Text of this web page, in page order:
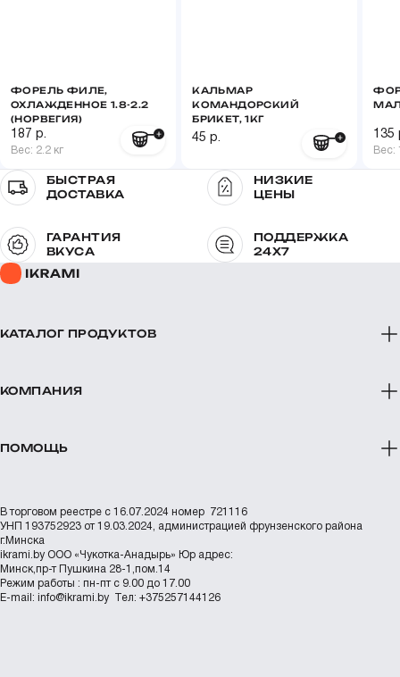
ФОРЕЛЬ ФИЛЕ,
ОХЛАЖДЕННОЕ 1.8-2.2
(НОРВЕГИЯ)
187 р.
Вес: 2.2 кг
КАЛЬМАР
КОМАНДОРСКИЙ
БРИКЕТ, 1КГ
45 р. 135
Вес:
БЫСТРАЯ
ДОСТАВКА
НИЗКИЕ
ЦЕНЫ
ГАРАНТИЯ
ВКУСА
ПОДДЕРЖКА
24X7
КАТАЛОГ ПРОДУКТОВ
КОМПАНИЯ
ПОМОЩЬ
В торговом реестре с 16.07.2024 номер 721116
УНП 193752923 от 19.03.2024, администрацией фрунзенского района
г.Минска
ikrami.by ООО «Чукотка-Анадырь» Юр адрес:
Минск,пр-т Пушкина 28-1,пом.14
Режим работы : пн-пт с 9.00 до 17.00
Е-mail:
info@ikrami.by Тел: +375257144126